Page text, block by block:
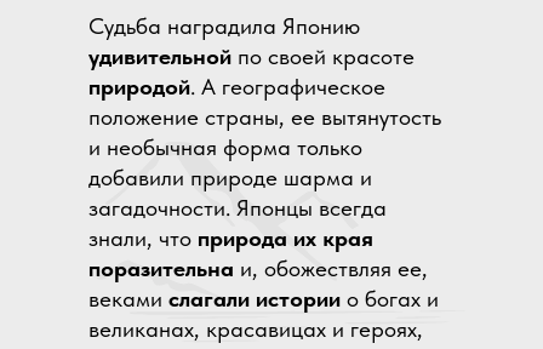
Судьба наградила Японию
удивительной по своей красоте
природой. А географическое
положение страны, ее вытянутость
и необычная форма только
добавили природе шарма и
загадочности. Японцы всегда
знали, что природа их края
поразительна и, обожествляя ее,
веками слагали истории о богах и
великанах, красавицах и героях,